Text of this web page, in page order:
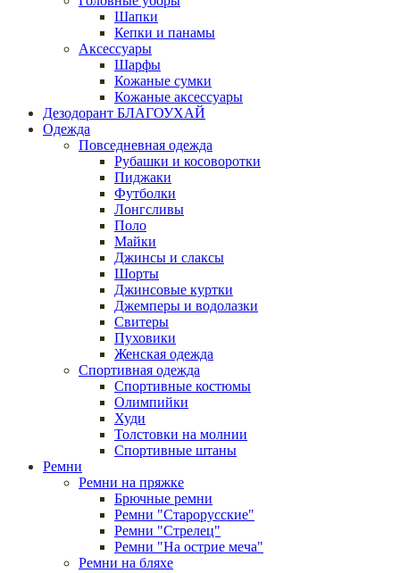
Шапки
Кепки и панамы
Аксессуары
Шарфы
Кожаные сумки
Кожаные аксессуары
Дезодорант БЛАГОУХАЙ
Одежда
Повседневная одежда
Рубашки и косоворотки
Пиджаки
Футболки
Лонгсливы
Поло
Майки
Джинсы и слаксы
Шорты
Джинсовые куртки
Джемперы и водолазки
Свитеры
Пуховики
Женская одежда
Спортивная одежда
Спортивные костюмы
Олимпийки
Худи
Толстовки на молнии
Спортивные штаны
Ремни
Ремни на пряжке
Брючные ремни
Ремни "Старорусские"
Ремни "Стрелец"
Ремни "На острие меча"
Ремни на бляхе